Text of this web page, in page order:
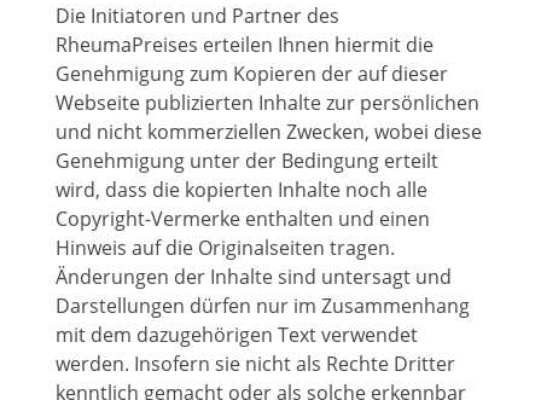
Die Initiatoren und Partner des
RheumaPreises erteilen Ihnen hiermit die
Genehmigung zum Kopieren der auf dieser
Webseite publizierten Inhalte zur persönlichen
und nicht kommerziellen Zwecken, wobei diese
Genehmigung unter der Bedingung erteilt
wird, dass die kopierten Inhalte noch alle
Copyright-Vermerke enthalten und einen
Hinweis auf die Originalseiten tragen.
Änderungen der Inhalte sind untersagt und
Darstellungen dürfen nur im Zusammenhang
mit dem dazugehörigen Text verwendet
werden. Insofern sie nicht als Rechte Dritter
kenntlich gemacht oder als solche erkennbar